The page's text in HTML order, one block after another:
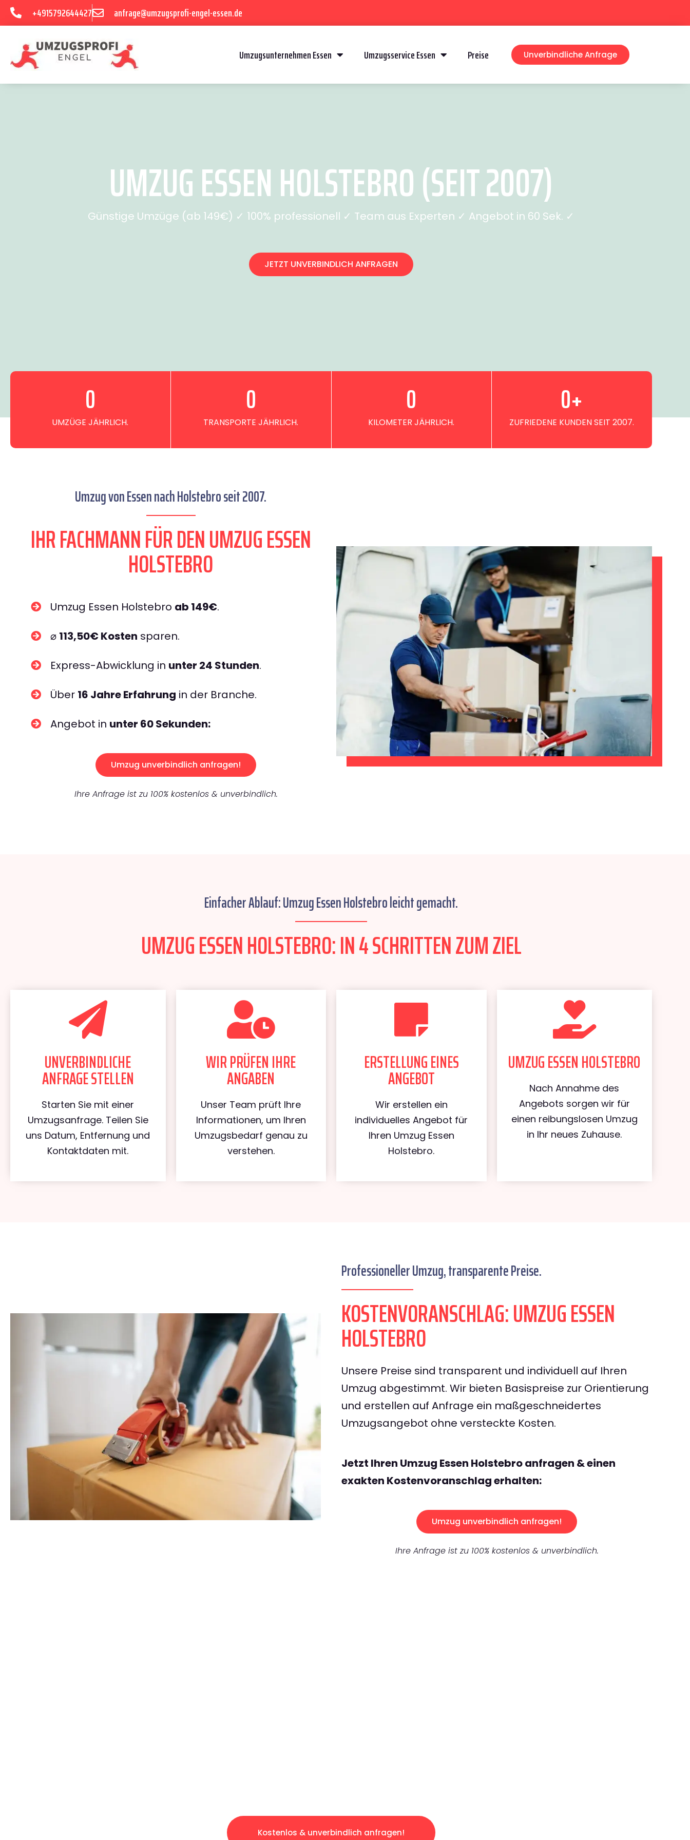
+4915792644427 anfrage@umzugsprofi-engel-essen.de
Umzugsunternehmen Essen Umzugsservice Essen Preise Unverbindliche Anfrage
UMZUG ESSEN HOLSTEBRO (SEIT 2007)
Günstige Umzüge (ab 149€) ✓ 100% professionell ✓ Team aus Experten ✓ Angebot in 60 Sek. ✓
JETZT UNVERBINDLICH ANFRAGEN
UMZÜGE JÄHRLICH.
0
TRANSPORTE JÄHRLICH.
0
KILOMETER JÄHRLICH.
0
ZUFRIEDENE KUNDEN SEIT 2007.
0+
Umzug von Essen nach Holstebro seit 2007.
IHR FACHMANN FÜR DEN UMZUG ESSEN
HOLSTEBRO
Umzug Essen Holstebro ab 149€.
⌀ 113,50€ Kosten sparen.
Express-Abwicklung in unter 24 Stunden.
Über 16 Jahre Erfahrung in der Branche.
Angebot in unter 60 Sekunden:
Umzug unverbindlich anfragen!
Ihre Anfrage ist zu 100% kostenlos & unverbindlich.
Einfacher Ablauf: Umzug Essen Holstebro leicht gemacht.
UMZUG ESSEN HOLSTEBRO: IN 4 SCHRITTEN ZUM ZIEL
UNVERBINDLICHE
ANFRAGE STELLEN
Starten Sie mit einer
Umzugsanfrage. Teilen Sie
uns Datum, Entfernung und
Kontaktdaten mit.
WIR PRÜFEN IHRE
ANGABEN
Unser Team prüft Ihre
Informationen, um Ihren
Umzugsbedarf genau zu
verstehen.
ERSTELLUNG EINES
ANGEBOT
Wir erstellen ein
individuelles Angebot für
Ihren Umzug Essen
Holstebro.
UMZUG ESSEN HOLSTEBRO
Nach Annahme des
Angebots sorgen wir für
einen reibungslosen Umzug
in Ihr neues Zuhause.
Professioneller Umzug, transparente Preise.
KOSTENVORANSCHLAG: UMZUG ESSEN
HOLSTEBRO
Unsere Preise sind transparent und individuell auf Ihren
Umzug abgestimmt. Wir bieten Basispreise zur Orientierung
und erstellen auf Anfrage ein maßgeschneidertes
Umzugsangebot ohne versteckte Kosten.
Jetzt Ihren Umzug Essen Holstebro anfragen & einen
exakten Kostenvoranschlag erhalten:
Umzug unverbindlich anfragen!
Ihre Anfrage ist zu 100% kostenlos & unverbindlich.
Kostenlos & unverbindlich anfragen!